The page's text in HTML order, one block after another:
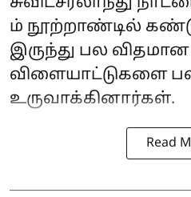
ம் நூற்றாண்டில்
இருந்து பல
விளையாட்டுகளை
உருவாக்கினார்கள்.
Read